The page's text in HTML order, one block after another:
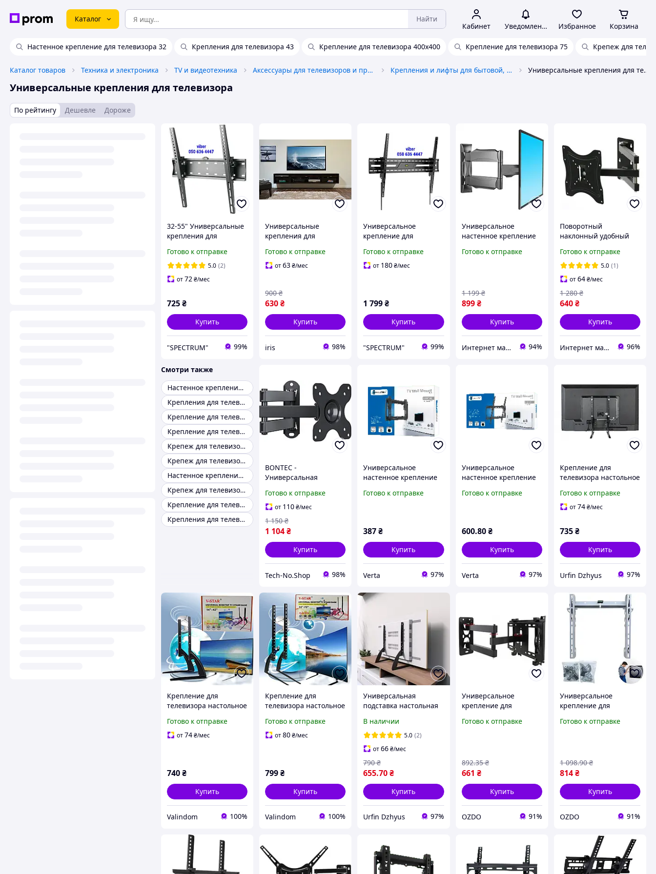
Каталог Найти
Кабинет Уведомления Избранное Корзина
Настенное крепление для телевизора 32 Крепления для телевизора 43 Крепление для телевизора 400x400 Крепление для телевизора 75 Крепеж для
Каталог товаров Техника и электроника TV и видеотехника Аксессуары для телевизоров и проекторов Крепления и лифты для бытовой, цифровой техники Универсальные крепления для телевизора
Универсальные крепления для телевизора
По рейтингу Дешевле Дороже
32-55" Универсальные
крепления для
Для телевизора
кронштейн наклон
Кронштейн для тв 55
дюйма
Готово к отправке
5.0 (2)
от72₴/мес
725₴
Купить
"SPECTRUM" 99%
Универсальные
крепления для
46T 26"-65" для
телевизора вверх вниз
Готово к отправке
от63₴/мес
630₴
900 ₴
Купить
iris 98%
Универсальное
крепление для
43"-100" Brateck KL38-
69T Кронштейн для
Готово к отправке
от 180₴/мес
1 799₴
Купить
"SPECTRUM" 99%
Универсальное
настенное крепление
дюймов до 31.8 кг /
Готово к отправке
899 ₴
1 199 ₴
Купить
Интернет магазин Slando 94%
Поворотный
наклонный удобный
универсальное
крепление для
телевизора TV на стену
200х200
Готово к отправке
5.0 (1)
от64₴/мес
640₴
1 280 ₴
Купить
Интернет магазин «Smart Life» 96%
Смотри также
Настенное крепление для телевизора 32
Крепления для телевизора 43
Крепление для телевизора 400x400
Крепление для телевизора 75
Крепеж для телевизора tv
Крепеж для телевизора 32
Настенное крепление для телевизоров ht-001
Крепеж для телевизора 55
Крепление для телевизора белое
Крепления для телевизоров digital
BONTEC -
Универсальная
телевизора с
возможностью
поворота и наклона,
13-30" до 15 кг, VESA
75x75 / 100x100 мм
Готово к отправке
от 110₴/мес
1 104₴
1 150 ₴
Купить
Tech-No.Shop 98%
Универсальное
настенное крепление
42 дюйма) LP34-22T с
Готово к отправке
387₴
Купить
Verta 97%
Универсальное
настенное крепление
55 дюймов) LP34-44T с
Готово к отправке
600.80 ₴
Купить
Verta 97%
Крепление для
телевизора настольное
Универсальная
подставка Кронштейн
Готово к отправке
от74₴/мес
735₴
Купить
Urfin Dzhyus 97%
Крепление для
телевизора настольное
/ART 8010/ 14-42
дюймов/Кронштейн
Готово к отправке
от74₴/мес
740₴
Купить
Valindom 100%
Крепление для
телевизора настольное
D702/ART 8011/32-75
дюймов/Кронштейн
Готово к отправке
от80₴/мес
799₴
Купить
Valindom 100%
Универсальная
подставка настольная
телевизора настольное
V-Star D702 32-75
кронштейн для тв
В наличии
5.0 (2)
от66₴/мес
655.70₴
790 ₴
Купить
Urfin Dzhyus 97%
Универсальное
крепление для
дюймов
Готово к отправке
661 ₴
892.35 ₴
Купить
OZDO 91%
Универсальное
крепление для
до 80 дюймов -
Готово к отправке
814₴
1 098.90 ₴
Купить
OZDO 91%